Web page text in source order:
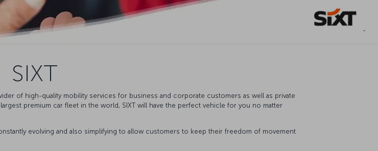
SIXT
of high-quality mobility services for business and corporate customers as well as private
premium car fleet in the world, SIXT will have the perfect vehicle for you no matter
evolving and also simplifying to allow customers to keep their freedom of movement